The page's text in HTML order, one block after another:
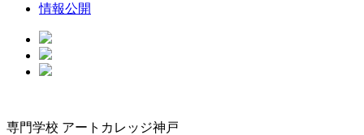
情報公開
専門学校 アートカレッジ神戸